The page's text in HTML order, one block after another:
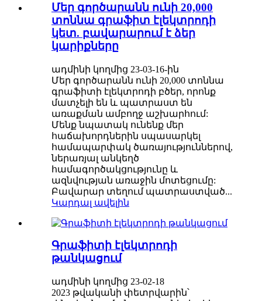
Մեր գործարանն ունի 20,000
տոննա գրաֆիտ էլեկտրոդի
կետ. բավարարում է ձեր
կարիքները
ադմինի կողմից 23-03-16-ին
Մեր գործարանն ունի 20,000 տոննա
գրաֆիտի էլեկտրոդի բծեր, որոնք
մատչելի են և պատրաստ են
առաքման ամբողջ աշխարհում:
Մենք նպատակ ունենք մեր
հաճախորդներին սպասարկել
համապարփակ ծառայություններով,
ներառյալ անկեղծ
համագործակցությունը և
ազնվության առաջին մոտեցումը:
Բավարար տեղում պատրաստված...
Կարդալ ավելին
Գրաֆիտի էլեկտրոդի
թանկացում
ադմինի կողմից 23-02-18
2023 թվականի փետրվարին՝